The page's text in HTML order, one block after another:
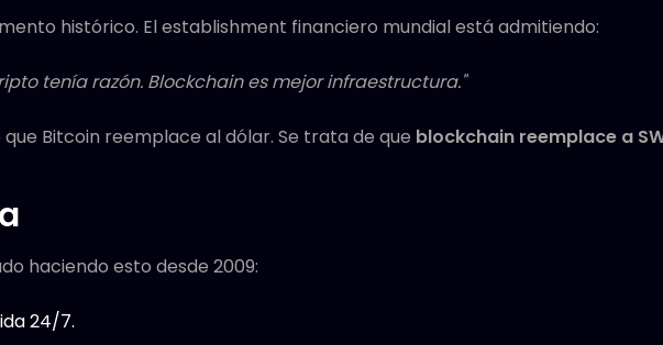
histórico. El establishment financiero mundial está admitiendo:
tenía razón. Blockchain es mejor infraestructura."
Bitcoin reemplace al dólar. Se trata de que blockchain reemplace a
haciendo esto desde 2009:
24/7.